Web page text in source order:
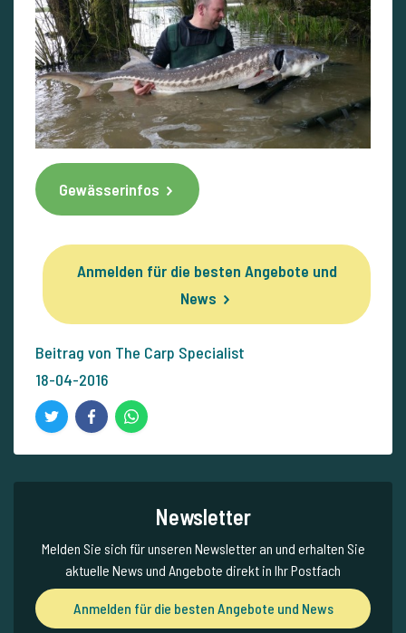
Gewässerinfos
Anmelden für die besten Angebote und
News
Beitrag von The Carp Specialist
18-04-2016
Newsletter
Melden Sie sich für unseren Newsletter an und erhalten Sie
aktuelle News und Angebote direkt in Ihr Postfach
Anmelden für die besten Angebote und News